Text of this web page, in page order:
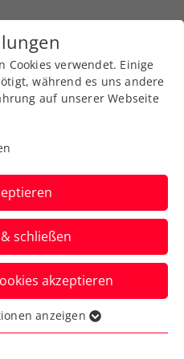
für ÖTV-
dennoch als
mit den
Cookies verwendet. Einige
während es uns andere
auf unserer Webseite
schließen
akzeptieren
grundlegende
anzeigen